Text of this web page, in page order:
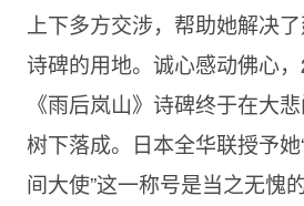
上下多方交涉，帮助她解决
诗碑的用地。诚心感动佛心，
《雨后岚山》诗碑终于在大
树下落成。日本全华联授予
间大使”这一称号是当之无愧